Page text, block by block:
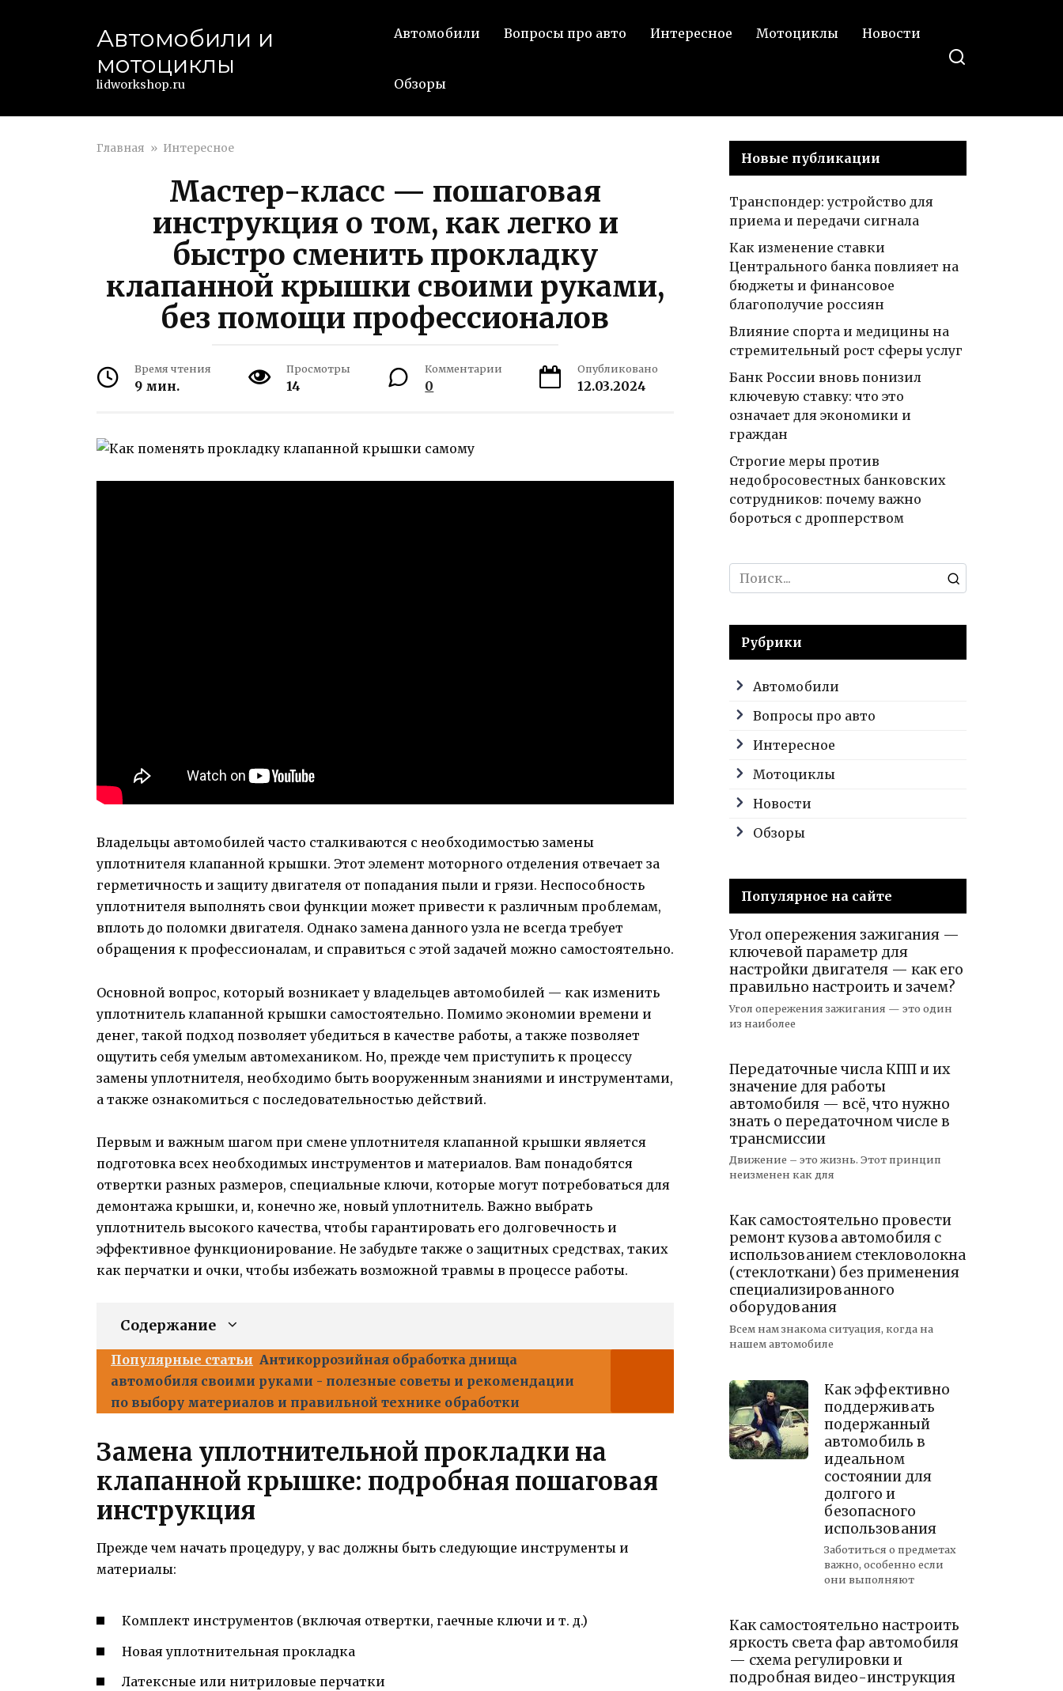
Автомобили и
мотоциклы
lidworkshop.ru
Автомобили Вопросы про авто Интересное Мотоциклы Новости
Обзоры
Главная » Интересное
Мастер-класс — пошаговая
инструкция о том, как легко и
быстро сменить прокладку
клапанной крышки своими руками,
без помощи профессионалов
Время чтения
9 мин.
Просмотры
14
Комментарии
0
Опубликовано
12.03.2024
Владельцы автомобилей часто сталкиваются с необходимостью замены
уплотнителя клапанной крышки. Этот элемент моторного отделения отвечает за
герметичность и защиту двигателя от попадания пыли и грязи. Неспособность
уплотнителя выполнять свои функции может привести к различным проблемам,
вплоть до поломки двигателя. Однако замена данного узла не всегда требует
обращения к профессионалам, и справиться с этой задачей можно самостоятельно.
Основной вопрос, который возникает у владельцев автомобилей — как изменить
уплотнитель клапанной крышки самостоятельно. Помимо экономии времени и
денег, такой подход позволяет убедиться в качестве работы, а также позволяет
ощутить себя умелым автомехаником. Но, прежде чем приступить к процессу
замены уплотнителя, необходимо быть вооруженным знаниями и инструментами,
а также ознакомиться с последовательностью действий.
Первым и важным шагом при смене уплотнителя клапанной крышки является
подготовка всех необходимых инструментов и материалов. Вам понадобятся
отвертки разных размеров, специальные ключи, которые могут потребоваться для
демонтажа крышки, и, конечно же, новый уплотнитель. Важно выбрать
уплотнитель высокого качества, чтобы гарантировать его долговечность и
эффективное функционирование. Не забудьте также о защитных средствах, таких
как перчатки и очки, чтобы избежать возможной травмы в процессе работы.
Содержание
Популярные статьи Антикоррозийная обработка днища
автомобиля своими руками - полезные советы и рекомендации
по выбору материалов и правильной технике обработки
Замена уплотнительной прокладки на
клапанной крышке: подробная пошаговая
инструкция
Прежде чем начать процедуру, у вас должны быть следующие инструменты и
материалы:
Комплект инструментов (включая отвертки, гаечные ключи и т. д.)
Новая уплотнительная прокладка
Латексные или нитриловые перчатки
Новые публикации
Транспондер: устройство для
приема и передачи сигнала
Как изменение ставки
Центрального банка повлияет на
бюджеты и финансовое
благополучие россиян
Влияние спорта и медицины на
стремительный рост сферы услуг
Банк России вновь понизил
ключевую ставку: что это
означает для экономики и
граждан
Строгие меры против
недобросовестных банковских
сотрудников: почему важно
бороться с дропперством
Search
for:
Рубрики
Автомобили
Вопросы про авто
Интересное
Мотоциклы
Новости
Обзоры
Популярное на сайте
Угол опережения зажигания —
ключевой параметр для
настройки двигателя — как его
правильно настроить и зачем?
Угол опережения зажигания — это один
из наиболее
Передаточные числа КПП и их
значение для работы
автомобиля — всё, что нужно
знать о передаточном числе в
трансмиссии
Движение – это жизнь. Этот принцип
неизменен как для
Как самостоятельно провести
ремонт кузова автомобиля с
использованием стекловолокна
(стеклоткани) без применения
специализированного
оборудования
Всем нам знакома ситуация, когда на
нашем автомобиле
Как эффективно
поддерживать
подержанный
автомобиль в
идеальном
состоянии для
долгого и
безопасного
использования
Заботиться о предметах
важно, особенно если
они выполняют
Как самостоятельно настроить
яркость света фар автомобиля
— схема регулировки и
подробная видео-инструкция